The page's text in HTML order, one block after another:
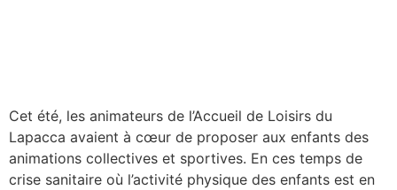
Cet été, les animateurs de l’Accueil de Loisirs du
Lapacca avaient à cœur de proposer aux enfants des
animations collectives et sportives. En ces temps de
crise sanitaire où l’activité physique des enfants est en